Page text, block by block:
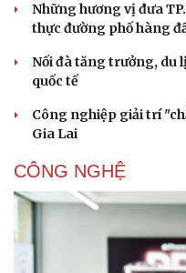
Những hương vị đưa
thực đường phố hàng
Nối đà tăng trưởng, du
quốc tế
Công nghiệp giải trí
Gia Lai
CÔNG NGHỆ